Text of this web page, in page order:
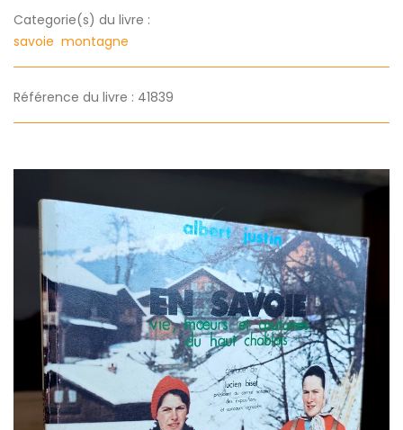
Categorie(s) du livre :
savoie montagne
Référence du livre : 41839